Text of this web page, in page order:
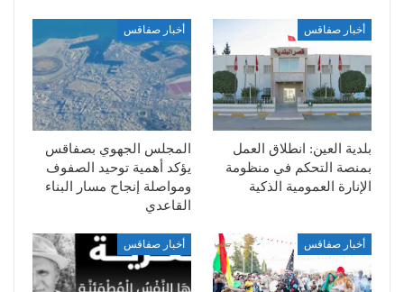
أخبار صفاقس
بلدية العين: انطلاق العمل
بمنصة التحكم في منظومة
الإنارة العمومية الذكية
أخبار صفاقس
المجلس الجهوي بصفاقس
يؤكد أهمية توحيد الصفوف
ومواصلة إنجاح مسار البناء
القاعدي
أخبار صفاقس أخبار صفاقس